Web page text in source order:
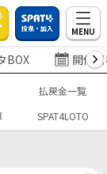
投票・加入 MENU
BOX 開催
払戻金一覧
SPAT4LOTO